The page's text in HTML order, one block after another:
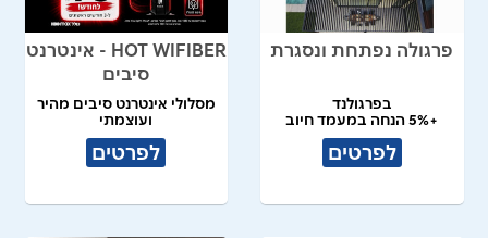
פרגולה נפתחת ונסגרת
בפרגולנד
+5% הנחה במעמד חיוב
לפרטים
HOT WIFIBER - אינטרנט
סיבים
מסלולי אינטרנט סיבים מהיר
ועוצמתי
לפרטים